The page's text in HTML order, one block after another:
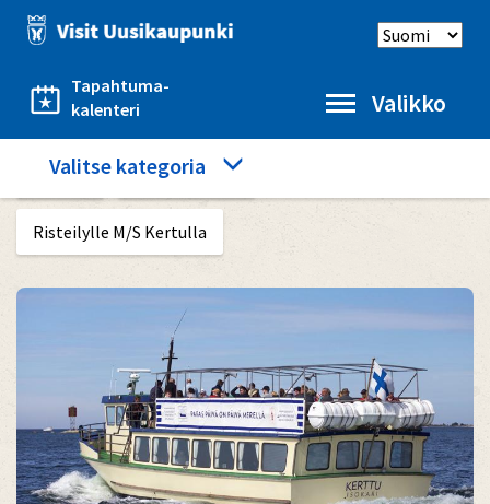
Hyppää
pääsisältöön
Tapahtuma-
kalenteri
Select
Valikko
Category
menu
Valitse kategoria
Etusivu Meri ja luonto
Risteilylle M/S Kertulla